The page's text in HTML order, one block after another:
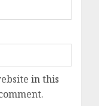
in this